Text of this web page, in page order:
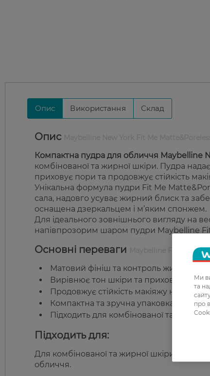
Опис Використання Склад
Опис
Компактна пудра для обличчя Maybelline
комбінованої та жирної шкіри. Пудра
приховує пори та продовжує стійкість
Унікальна формула пудри Fit Me
сала, надовго усуває жирний блиск та
оснащена дзеркальцем і м’яким спонжем.
Для ідеального зовнішнього вигляду на
напівпрозорим шаром пудри Maybelline
Основні переваги Maybelline Fit Me
Матовий фініш та контроль жирного
Вирівнює тон шкіри та приховує пори.
Продовжує стійкість макіяжу на весь
Компактна та зручна упаковка з
Підходить для комбінованої та жирної
Підходить для:
Для комбінованої та жирної шкіри,
обличчя.
Ми
та
про